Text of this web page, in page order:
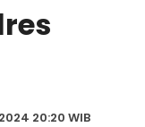
20:20 WIB